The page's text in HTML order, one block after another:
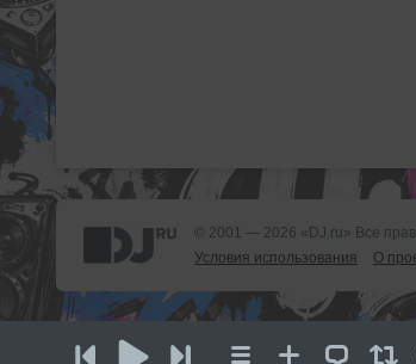
© 2001 — 2026 «DJ.ru» Все
Условия использования
О